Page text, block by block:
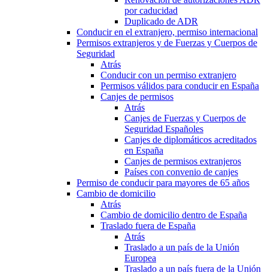
por caducidad
Duplicado de ADR
Conducir en el extranjero, permiso internacional
Permisos extranjeros y de Fuerzas y Cuerpos de
Seguridad
Atrás
Conducir con un permiso extranjero
Permisos válidos para conducir en España
Canjes de permisos
Atrás
Canjes de Fuerzas y Cuerpos de
Seguridad Españoles
Canjes de diplomáticos acreditados
en España
Canjes de permisos extranjeros
Países con convenio de canjes
Permiso de conducir para mayores de 65 años
Cambio de domicilio
Atrás
Cambio de domicilio dentro de España
Traslado fuera de España
Atrás
Traslado a un país de la Unión
Europea
Traslado a un país fuera de la Unión